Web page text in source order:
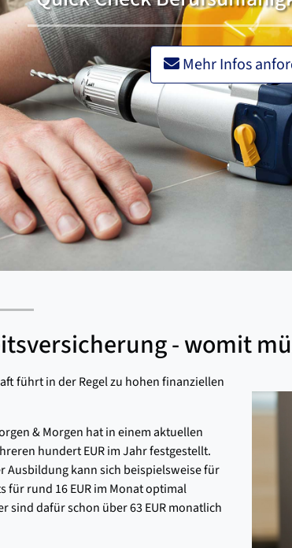
Mehr Infos
- womit
führt in der Regel zu hohen finanziellen
& Morgen hat in einem aktuellen
hundert EUR im Jahr festgestellt.
Ausbildung kann sich beispielsweise für
für rund 16 EUR im Monat optimal
sind dafür schon über 63 EUR monatlich